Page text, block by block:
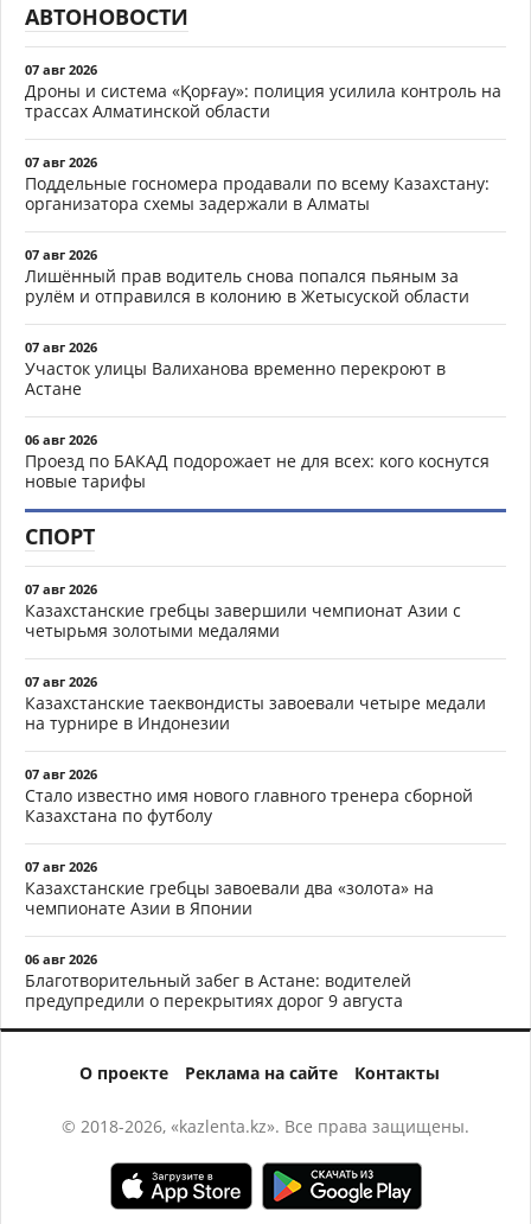
АВТОНОВОСТИ
07 авг 2026
Дроны и система «Қорғау»: полиция усилила контроль на
трассах Алматинской области
07 авг 2026
Поддельные госномера продавали по всему Казахстану:
организатора схемы задержали в Алматы
07 авг 2026
Лишённый прав водитель снова попался пьяным за
рулём и отправился в колонию в Жетысуской области
07 авг 2026
Участок улицы Валиханова временно перекроют в
Астане
06 авг 2026
Проезд по БАКАД подорожает не для всех: кого коснутся
новые тарифы
СПОРТ
07 авг 2026
Казахстанские гребцы завершили чемпионат Азии с
четырьмя золотыми медалями
07 авг 2026
Казахстанские таеквондисты завоевали четыре медали
на турнире в Индонезии
07 авг 2026
Стало известно имя нового главного тренера сборной
Казахстана по футболу
07 авг 2026
Казахстанские гребцы завоевали два «золота» на
чемпионате Азии в Японии
06 авг 2026
Благотворительный забег в Астане: водителей
предупредили о перекрытиях дорог 9 августа
О проекте Реклама на сайте Контакты
© 2018-2026, «kazlenta.kz». Все права защищены.